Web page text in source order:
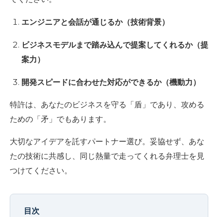
エンジニアと会話が通じるか（技術背景）
ビジネスモデルまで踏み込んで提案してくれるか（提
案力）
開発スピードに合わせた対応ができるか（機動力）
特許は、あなたのビジネスを守る「盾」であり、攻める
ための「矛」でもあります。
大切なアイデアを託すパートナー選び。妥協せず、あな
たの技術に共感し、同じ熱量で走ってくれる弁理士を見
つけてください。
目次